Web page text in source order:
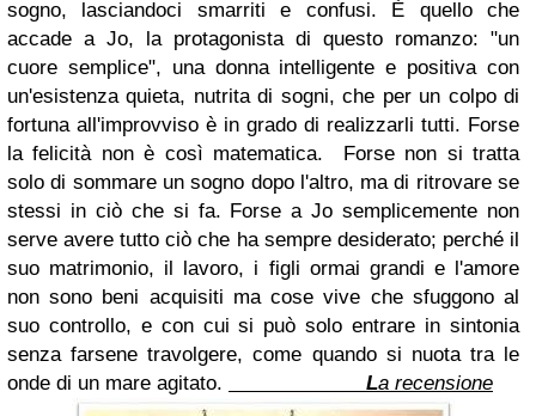
sogno, lasciandoci smarriti e confusi. È quello che
accade a Jo, la protagonista di questo romanzo: "un
cuore semplice", una donna intelligente e positiva con
un'esistenza quieta, nutrita di sogni, che per un colpo di
fortuna all'improvviso è in grado di realizzarli tutti. Forse
la felicità non è così matematica.
Forse non si tratta
solo di sommare un sogno dopo l'altro, ma di ritrovare se
stessi in ciò che si fa. Forse a Jo semplicemente non
serve avere tutto ciò che ha sempre desiderato; perché il
suo matrimonio, il lavoro, i figli ormai grandi e l'amore
non sono beni acquisiti ma cose vive che sfuggono al
suo controllo, e con cui si può solo entrare in sintonia
senza farsene travolgere, come quando si nuota tra le
onde di un mare agitato.
La recensione